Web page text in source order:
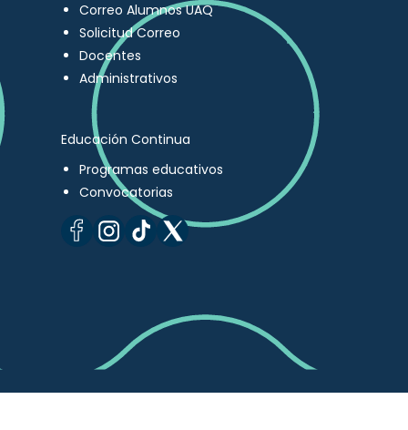
Correo Alumnos UAQ
Solicitud Correo
Docentes
Administrativos
Educación Continua
Programas educativos
Convocatorias